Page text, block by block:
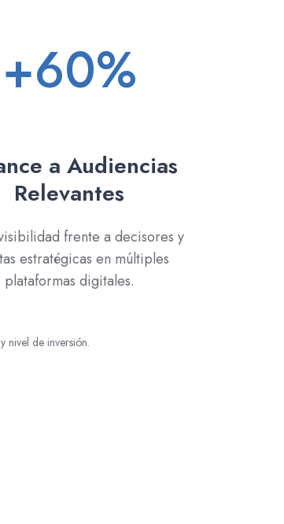
+60%
a Audiencias
Relevantes
frente a decisores y
estratégicas en múltiples
plataformas digitales.
nivel de inversión.